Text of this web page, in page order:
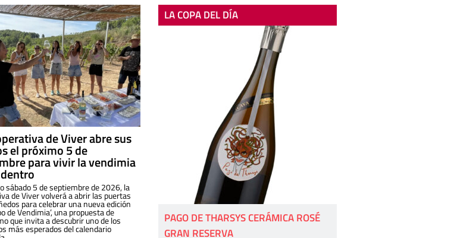
de Viver abre sus
el próximo 5 de
para vivir la vendimia
sábado 5 de septiembre de 2026, la
de Viver volverá a abrir las puertas
para celebrar una nueva edición
de Vendimia’, una propuesta de
que invita a descubrir uno de los
más esperados del calendario
LA COPA DEL DÍA
PAGO DE THARSYS CERÁMICA ROSÉ
GRAN RESERVA